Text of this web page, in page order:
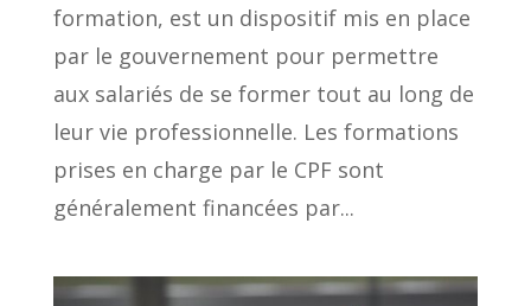
formation, est un dispositif mis en place
par le gouvernement pour permettre
aux salariés de se former tout au long de
leur vie professionnelle. Les formations
prises en charge par le CPF sont
généralement financées par...